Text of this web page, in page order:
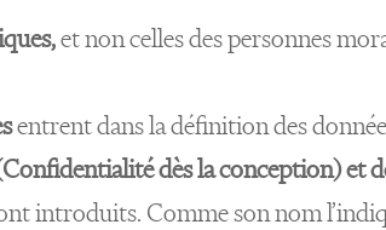
etnon celles des personnes
entrent dans la définition des
dès la conception) et
introduits. Comme son nom